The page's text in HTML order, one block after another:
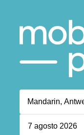
7 agosto 2026